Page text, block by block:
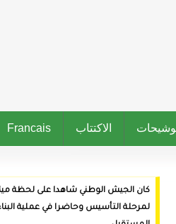
الاكتتاب Francais
كان الجيش الوطني شاهدا على لحظة
لمرحلة التأسيس وحاضرا في عملية